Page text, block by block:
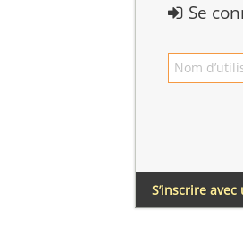
Se
S’inscrire